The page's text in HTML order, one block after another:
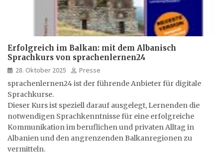
Erfolgreich im Balkan: mit dem Albanisch
Sprachkurs von sprachenlernen24
28. Oktober 2025
Presse
sprachenlernen24 ist der führende Anbieter für digitale
Sprachkurse.
Dieser Kurs ist speziell darauf ausgelegt, Lernenden die
notwendigen Sprachkenntnisse für eine erfolgreiche
Kommunikation im beruflichen und privaten Alltag in
Albanien und den angrenzenden Balkanregionen zu
vermitteln.